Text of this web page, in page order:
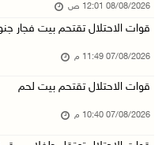
الرئاسة ترحب بإطلاق
07/آب/2026 06:17 م
(محدث) نابلس: إصابة مواطن
07/آب/2026 06:04 م
الرئاسة ترحب باتفاقية مكة
08/08/2026 12:01 ص
قوات الاحتلال تقتحم بيت فجار
07/08/2026 11:49 م
قوات الاحتلال تقتحم بيت لحم
07/08/2026 10:40 م